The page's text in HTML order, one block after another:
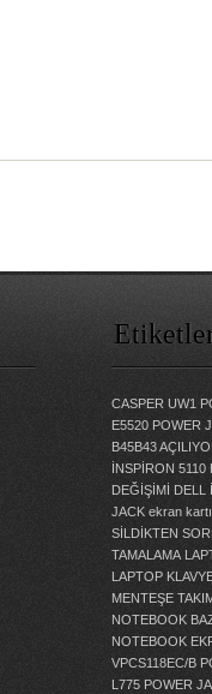
CASPER UW1
E5520 POWER
B45B43
İNSPİRON
DEĞİŞİMİ
DELL
JACK ekran
SİLDİKTEN
TAMALAMA
LAPTOP
MENTEŞE
NOTEBOOK
NOTEBOOK
VPCS118EC/B
L775 POWER